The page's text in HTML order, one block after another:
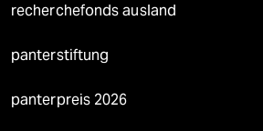
recherchefonds ausland
panterstiftung
panterpreis 2026